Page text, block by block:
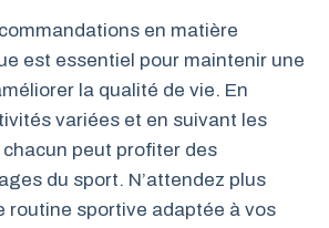
en matière
est essentiel pour maintenir une
la qualité de vie. En
variées et en suivant les
peut profiter des
du sport. N’attendez plus
routine sportive adaptée à vos